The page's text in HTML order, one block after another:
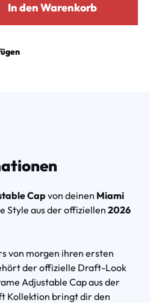
In den Warenkorb
Capvon deinen Miami
Style aus der offiziellen 2026
von morgen ihren ersten
der offizielle Draft-Look
Adjustable Cap aus der
Kollektion bringt dir den